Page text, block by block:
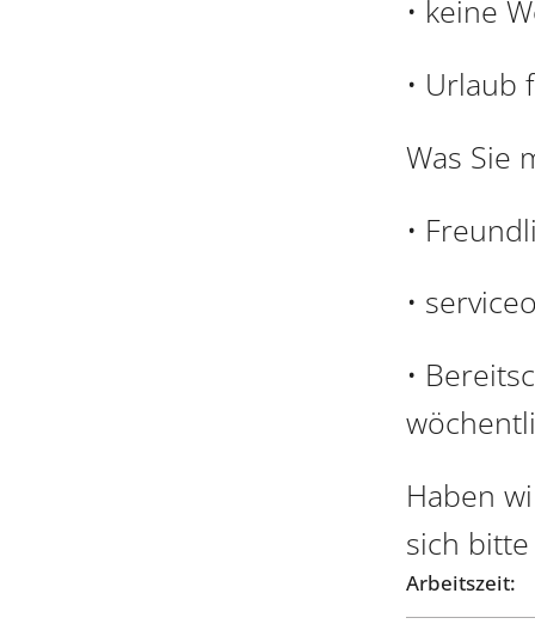
• keine
• Urlaub
Was Sie
•
•
•
Haben
sich
Arbeitszeit: